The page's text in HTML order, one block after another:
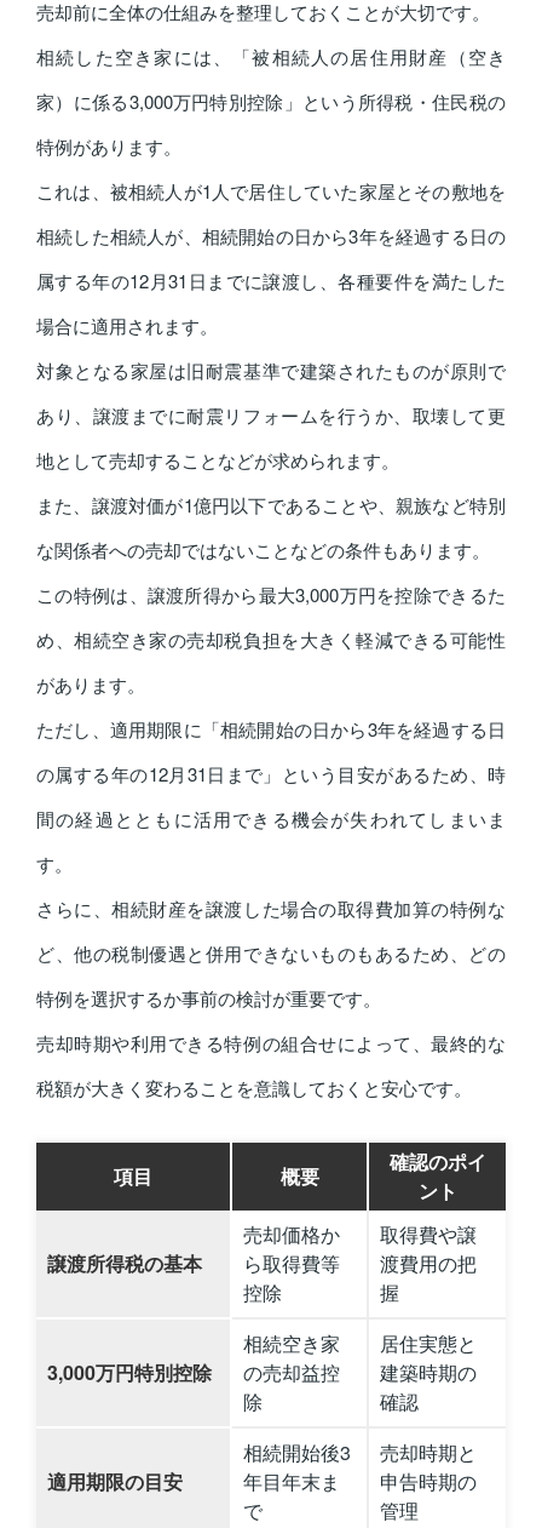
売却前に全体の仕組みを整理しておくことが大切です。
相続した空き家には、「被相続人の居住用財産（空き
家）に係る3,000万円特別控除」という所得税・住民税の
特例があります。
これは、被相続人が1人で居住していた家屋とその敷地を
相続した相続人が、相続開始の日から3年を経過する日の
属する年の12月31日までに譲渡し、各種要件を満たした
場合に適用されます。
対象となる家屋は旧耐震基準で建築されたものが原則で
あり、譲渡までに耐震リフォームを行うか、取壊して更
地として売却することなどが求められます。
また、譲渡対価が1億円以下であることや、親族など特別
な関係者への売却ではないことなどの条件もあります。
この特例は、譲渡所得から最大3,000万円を控除できるた
め、相続空き家の売却税負担を大きく軽減できる可能性
があります。
ただし、適用期限に「相続開始の日から3年を経過する日
の属する年の12月31日まで」という目安があるため、時
間の経過とともに活用できる機会が失われてしまいま
す。
さらに、相続財産を譲渡した場合の取得費加算の特例な
ど、他の税制優遇と併用できないものもあるため、どの
特例を選択するか事前の検討が重要です。
売却時期や利用できる特例の組合せによって、最終的な
税額が大きく変わることを意識しておくと安心です。
項目 概要
確認のポイ
ント
譲渡所得税の基本
売却価格か
ら取得費等
控除
取得費や譲
渡費用の把
握
3,000万円特別控除
相続空き家
の売却益控
除
居住実態と
建築時期の
確認
適用期限の目安
相続開始後3
年目年末ま
で
売却時期と
申告時期の
管理